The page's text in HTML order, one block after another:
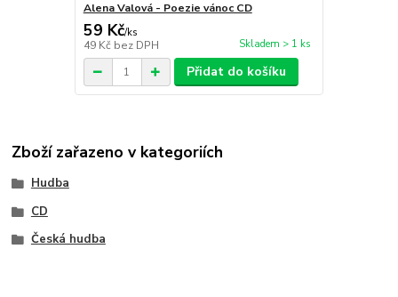
Alena Valová - Poezie vánoc CD
59 Kč/ks
49 Kč bez DPH Skladem > 1 ks
Přidat do košíku
Zboží zařazeno v kategoriích
Hudba
CD
Česká hudba